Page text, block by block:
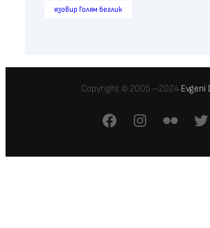
язовир Голям беглик
Copyright © 2005—2024 Evgeni
FacebookInstagram
Flickr